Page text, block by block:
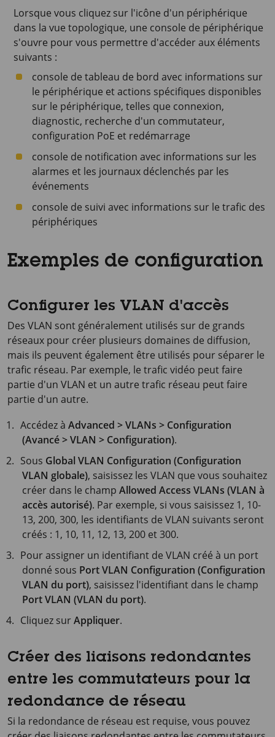
Lorsque vous cliquez sur l'icône d'un périphérique
dans la vue topologique, une console de périphérique
s'ouvre pour vous permettre d'accéder aux éléments
suivants :
console de tableau de bord avec informations sur
le périphérique et actions spécifiques disponibles
sur le périphérique, telles que connexion,
diagnostic, recherche d'un commutateur,
configuration PoE et redémarrage
console de notification avec informations sur les
alarmes et les journaux déclenchés par les
événements
console de suivi avec informations sur le trafic des
périphériques
Exemples de configuration
Configurer les VLAN d'accès
Des VLAN sont généralement utilisés sur de grands
réseaux pour créer plusieurs domaines de diffusion,
mais ils peuvent également être utilisés pour séparer le
trafic réseau. Par exemple, le trafic vidéo peut faire
partie d'un VLAN et un autre trafic réseau peut faire
partie d'un autre.
Accédez àAdvanced > VLANs > Configuration
(Avancé > VLAN > Configuration).
Sous Global VLAN Configuration (Configuration
VLAN globale), saisissez les VLAN que vous souhaitez
créer dans le champ Allowed Access VLANs (VLAN à
accès autorisé). Par exemple, si vous saisissez 1, 10-
13, 200, 300, les identifiants de VLAN suivants seront
créés : 1, 10, 11, 12, 13, 200 et 300.
Pour assigner un identifiant de VLAN créé à un port
donné sous Port VLAN Configuration (Configuration
VLAN du port), saisissez l'identifiant dans le champ
Port VLAN (VLAN du port).
Cliquez surAppliquer.
Créer des liaisons redondantes
entre les commutateurs pour la
redondance de réseau
Si la redondance de réseau est requise, vous pouvez